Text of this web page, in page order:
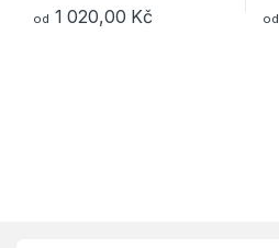
od 1 020,00 Kč od